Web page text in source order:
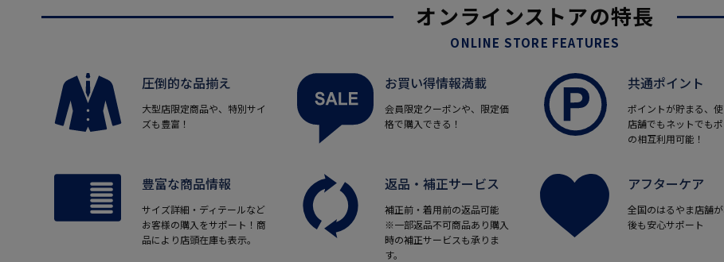
オンラインストアの特長
ONLINE STORE FEATURES
圧倒的な品揃え
大型店限定商品や、特別サイ
ズも豊富！
お買い得情報満載
会員限定クーポンや、限定価
格で購入できる！
共通ポイント
ポイントが貯まる、使
店舗でもネットでも
の相互利用可能！
豊富な商品情報
サイズ詳細・ディテールなど
お客様の購入をサポート！商
品により店頭在庫も表示。
返品・補正サービス
補正前・着用前の返品可能
※一部返品不可商品あり購入
時の補正サービスも承りま
す。
アフターケア
全国のはるやま店舗が
後も安心サポート